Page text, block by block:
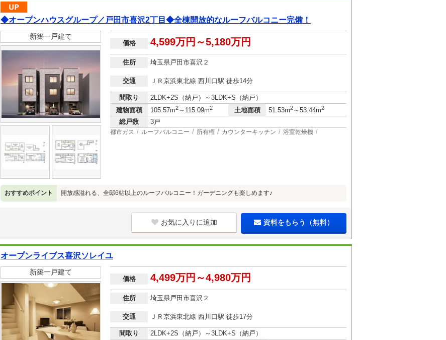
◆オープンハウスグループ／戸田市喜沢2丁目◆全棟開放的なルーフバルコニー完備！
新築一戸建て
価格 4,599万円～5,180万円
住所 埼玉県戸田市喜沢２
交通 ＪＲ京浜東北線 西川口駅 徒歩14分
間取り
2LDK+2S（納戸）～3LDK+S（納戸）
建物面積
105.57m2～115.09m2 土地面積 51.53m2～53.44m2
総戸数 3戸
都市ガス ルーフバルコニー 所有権 カウンターキッチン 浴室乾燥機
おすすめポイント 開放感溢れる、全邸6帖以上のルーフバルコニー！ガーデニングも楽しめます♪
お気に入りに追加 資料をもらう（無料）
オープンライブス喜沢ソレイユ
新築一戸建て
価格 4,499万円～4,980万円
住所 埼玉県戸田市喜沢２
交通 ＪＲ京浜東北線 西川口駅 徒歩17分
間取り 2LDK+2S（納戸）～3LDK+S（納戸）